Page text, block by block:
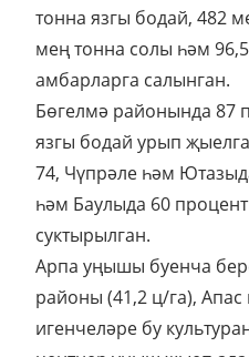
тонна язгы бодай, 482
мең тонна солы һәм
амбарларга салынган.
Бөгелмә районында 87
язгы бодай урып
74, Чүпрәле һәм
һәм Баулыда 60
суктырылган.
Арпа уңышы буенча
районы (41,2 ц/га),
игенчеләре бу